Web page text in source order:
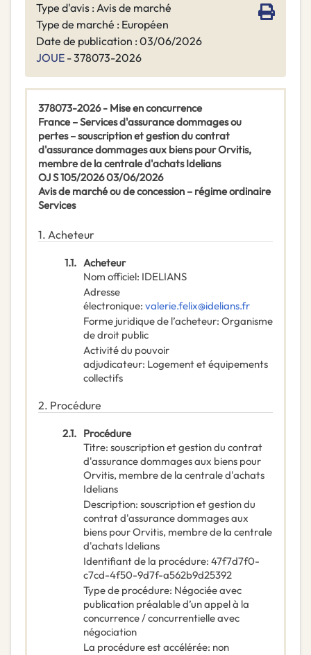
Type d'avis : Avis de marché
Type de marché : Européen
Date de publication : 03/06/2026
JOUE - 378073-2026
378073-2026 - Mise en concurrence
France – Services d'assurance dommages ou
pertes – souscription et gestion du contrat
d'assurance dommages aux biens pour Orvitis,
membre de la centrale d'achats Idelians
OJ S 105/2026 03/06/2026
Avis de marché ou de concession – régime ordinaire
Services
1. Acheteur
1.1. Acheteur
Nom officiel: IDELIANS
Adresse
électronique: valerie.felix@idelians.fr
Forme juridique de l’acheteur: Organisme
de droit public
Activité du pouvoir
adjudicateur: Logement et équipements
collectifs
2. Procédure
2.1. Procédure
Titre: souscription et gestion du contrat
d'assurance dommages aux biens pour
Orvitis, membre de la centrale d'achats
Idelians
Description: souscription et gestion du
contrat d'assurance dommages aux
biens pour Orvitis, membre de la centrale
d'achats Idelians
Identifiant de la procédure: 47f7d7f0-
c7cd-4f50-9d7f-a562b9d25392
Type de procédure: Négociée avec
publication préalable d’un appel à la
concurrence / concurrentielle avec
négociation
La procédure est accélérée: non